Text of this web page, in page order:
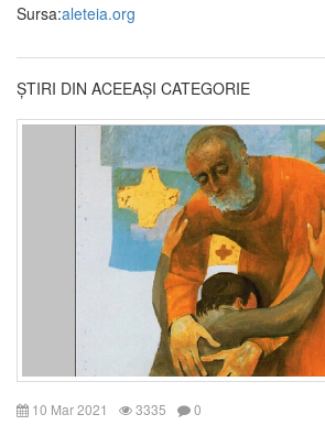
Sursa:aleteia.org
ȘTIRI DIN ACEEAȘI CATEGORIE
10 Mar 2021 3335 0